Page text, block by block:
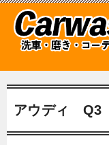
アウディ Q3